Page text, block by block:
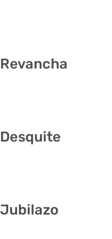
Revancha
Desquite
Jubilazo